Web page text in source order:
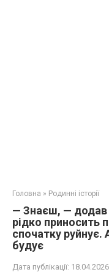
Головна » Родинні історії
— Знаєш, — додав
рідко приносить
спочатку
будує
Дата публікації: 18.04.2026